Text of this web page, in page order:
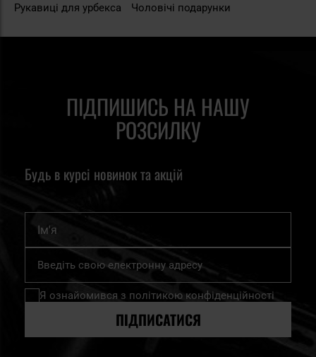
Рукавиці для урбекса
Чоловічі подарунки
ПІДПИШИСЬ НА НАШУ
РОЗСИЛКУ
Будь в курсі новинок та акцій
Підпишіться
нашу
розсилку
Я ознайомився з політикою конфіденційності
ПІДПИСАТИСЯ